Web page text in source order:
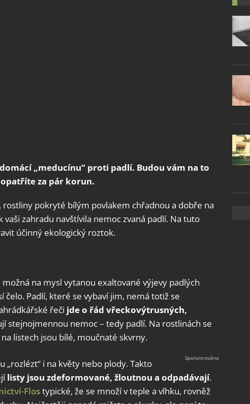
„meducínu“ proti padlí. Budou vám na to
za pár korun.
rostliny pokryté bílým povlakem chřadnou a dobře na
zahradu navštívila nemoc zvaná padlí. Na tuto
účinný ekologický roztok.
na mysl vytanou exaltované výjevy padlých
čelo. Padlí, které se vybaví jim, nemá totiž se
řeči jde o řád vřeckovýtrusných,
stejnojmennou nemoc – tedy padlí. Na rostlinách se
listech jsou bílé, moučnaté skvrny.
i na květy nebo plody. Takto
listy jsou zdeformované, žloutnou a odpadávají.
Flostypické, že se množí v teple a vlhku, rovněž